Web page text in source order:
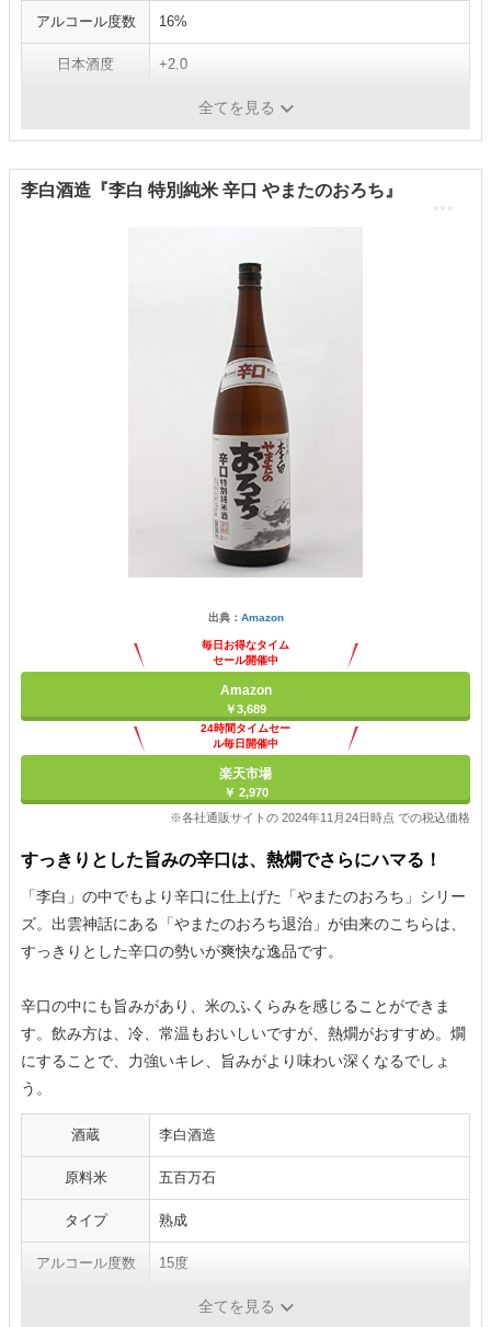
アルコール度数 16%
日本酒度 +2.0
全てを見る
李白酒造『李白 特別純米 辛口 やまたのおろち』
出典： Amazon
毎日お得なタイム
セール開催中
Amazon
￥3,689
24時間タイムセー
ル毎日開催中
楽天市場
￥ 2,970
※各社通販サイトの 2024年11月24日時点 での税込価格
すっきりとした旨みの辛口は、熱燗でさらにハマる！
「李白」の中でもより辛口に仕上げた「やまたのおろち」シリー
ズ。出雲神話にある「やまたのおろち退治」が由来のこちらは、
すっきりとした辛口の勢いが爽快な逸品です。
辛口の中にも旨みがあり、米のふくらみを感じることができま
す。飲み方は、冷、常温もおいしいですが、熱燗がおすすめ。燗
にすることで、力強いキレ、旨みがより味わい深くなるでしょ
う。
酒蔵 李白酒造
原料米 五百万石
タイプ 熟成
アルコール度数 15度
全てを見る